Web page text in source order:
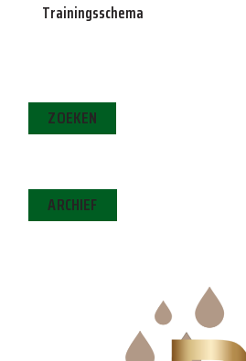
Trainingsschema
ZOEKEN
ARCHIEF